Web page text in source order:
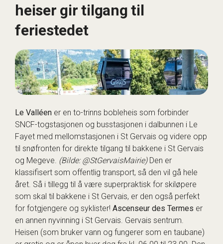
heiser gir tilgang til
feriestedet
Le Valléen er en to-trinns bobleheis som forbinder
SNCF-togstasjonen og busstasjonen i dalbunnen i Le
Fayet med mellomstasjonen i St Gervais og videre opp
til snøfronten for direkte tilgang til bakkene i St Gervais
og Megeve. (Bilde: @StGervaisMairie)Den er
klassifisert som offentlig transport, så den vil gå hele
året. Så i tillegg til å være superpraktisk for skiløpere
som skal til bakkene i St Gervais, er den også perfekt
for fotgjengere og syklister! Ascenseur des Termes er
en annen nyvinning i St Gervais. Gervais sentrum.
Heisen (som bruker vann og fungerer som en taubane)